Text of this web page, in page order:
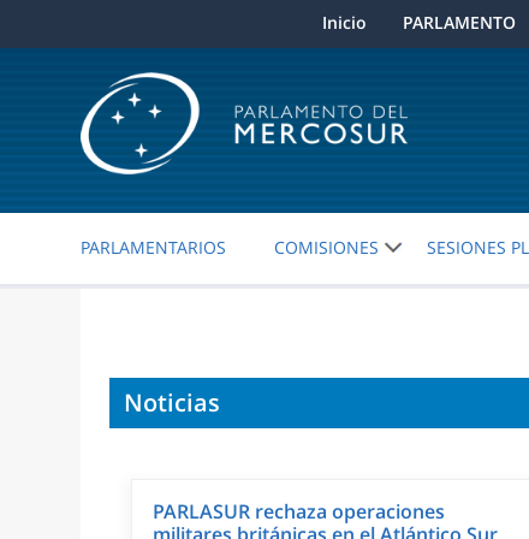
Inicio PARLAMENTO
PARLAMENTARIOS COMISIONES SESIONES
Noticias
PARLASUR rechaza operaciones